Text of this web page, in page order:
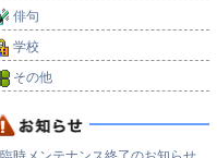
俳句
学校
その他